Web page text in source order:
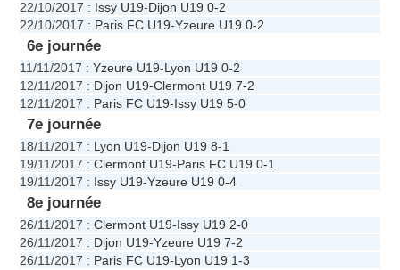
22/10/2017 : Issy U19-Dijon U19 0-2
22/10/2017 : Paris FC U19-Yzeure U19 0-2
6e journée
11/11/2017 : Yzeure U19-Lyon U19 0-2
12/11/2017 : Dijon U19-Clermont U19 7-2
12/11/2017 : Paris FC U19-Issy U19 5-0
7e journée
18/11/2017 : Lyon U19-Dijon U19 8-1
19/11/2017 : Clermont U19-Paris FC U19 0-1
19/11/2017 : Issy U19-Yzeure U19 0-4
8e journée
26/11/2017 : Clermont U19-Issy U19 2-0
26/11/2017 : Dijon U19-Yzeure U19 7-2
26/11/2017 : Paris FC U19-Lyon U19 1-3